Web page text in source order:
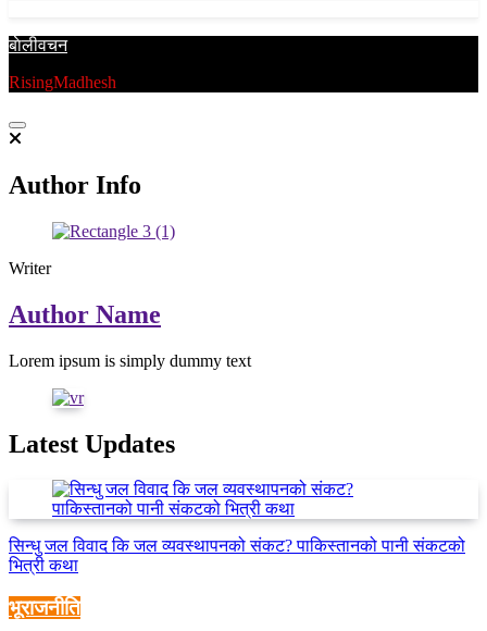
बाेलीवचन
RisingMadhesh
Author Info
Writer
Author Name
Lorem ipsum is simply dummy text
Latest Updates
सिन्धु जल विवाद कि जल व्यवस्थापनको संकट? पाकिस्तानको पानी संकटको
भित्री कथा
भूराजनीति